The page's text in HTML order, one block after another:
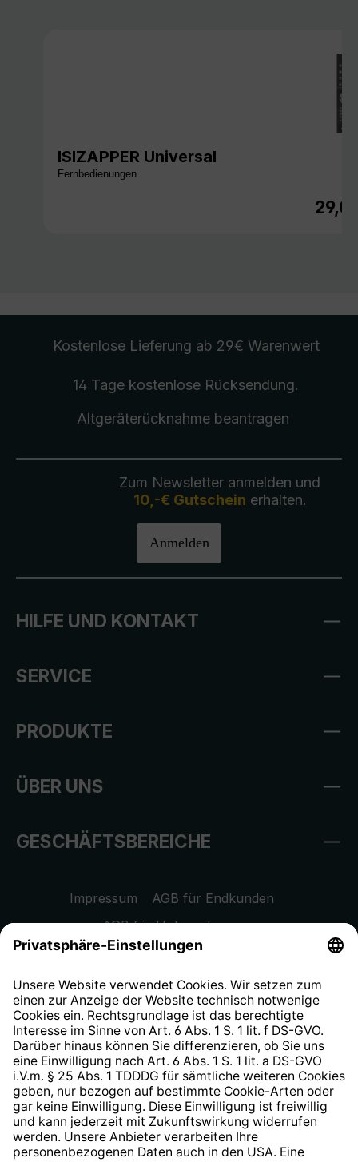
ISIZAPPER Universal
Fernbedienungen
Kostenlose Lieferung ab 29€ Warenwert
14 Tage kostenlose Rücksendung.
Altgeräterücknahmebeantragen
Zum Newsletter anmelden und
10,-€ Gutschein erhalten.
Anmelden
HILFE UND KONTAKT
SERVICE
PRODUKTE
ÜBER UNS
GESCHÄFTSBEREICHE
Impressum
AGB für Endkunden
AGB für Unternehmen
Datenschutzhinweis
Widerrufsrecht
Hinweisgeberschutzsystem
Barrierefreiheit